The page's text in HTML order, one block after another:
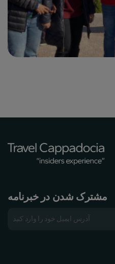
مشترک شدن در خبرنامه